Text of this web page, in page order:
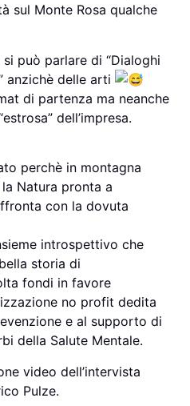
sul Monte Rosa qualche
può parlare di “Dialoghi
anzichè delle arti
di partenza ma neanche
dell’impresa.
perchè in montagna
Natura pronta a
con la dovuta
introspettivo che
storia di
fondi in favore
no profit dedita
e al supporto di
della Salute Mentale.
video dell’intervista
Pulze.